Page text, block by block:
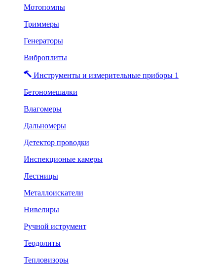
Мотопомпы
Триммеры
Генераторы
Виброплиты
Инструменты и измерительные приборы 1
Бетономешалки
Влагомеры
Дальномеры
Детектор проводки
Инспекционые камеры
Лестницы
Металлоискатели
Нивелиры
Ручной иструмент
Теодолиты
Тепловизоры